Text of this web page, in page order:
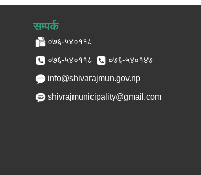
सम्पर्क
०७६-५४०११८
०७६-५४०११८ ०७६-५४०१४७
info@shivarajmun.gov.np
shivrajmunicipality@gmail.com